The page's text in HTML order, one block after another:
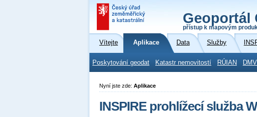
Geoportál
přístup k mapovým
Vítejte Aplikace Data Služby
Poskytování geodat Katastr nemovitostí RÚIAN
Nyní jste zde: Aplikace
INSPIRE prohlížecí služba